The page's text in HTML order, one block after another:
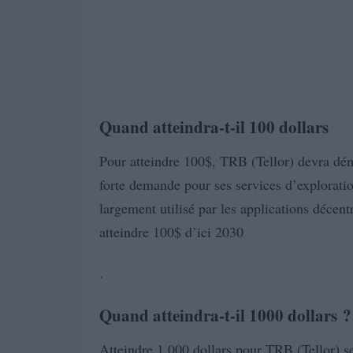
Quand atteindra-t-il 100 dollars
Pour atteindre 100$, TRB (Tellor) devra
forte demande pour ses services
largement utilisé par les applications
atteindre 100$ d’ici 2030
.
Quand atteindra-t-il 1000 dollars ?
Atteindre 1 000 dollars pour TRB (Tellor)